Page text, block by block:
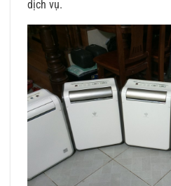
dịch vụ.